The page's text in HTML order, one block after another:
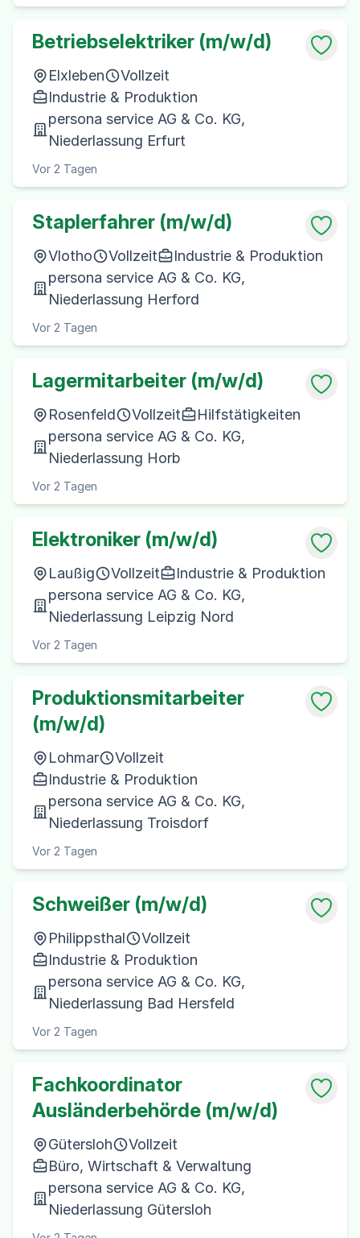
Betriebselektriker (m/w/d)
Elxleben
Vollzeit
Industrie & Produktion
persona service AG & Co. KG,
Niederlassung Erfurt
Vor 2 Tagen
Staplerfahrer (m/w/d)
Vlotho Vollzeit
Industrie & Produktion
persona service AG & Co. KG,
Niederlassung Herford
Vor 2 Tagen
Lagermitarbeiter (m/w/d)
Rosenfeld Vollzeit
Hilfstätigkeiten
persona service AG & Co. KG,
Niederlassung Horb
Vor 2 Tagen
Elektroniker (m/w/d)
Laußig Vollzeit
Industrie & Produktion
persona service AG & Co. KG,
Niederlassung Leipzig Nord
Vor 2 Tagen
Produktionsmitarbeiter
(m/w/d)
Lohmar
Vollzeit
Industrie & Produktion
persona service AG & Co. KG,
Niederlassung Troisdorf
Vor 2 Tagen
Schweißer (m/w/d)
Philippsthal
Vollzeit
Industrie & Produktion
persona service AG & Co. KG,
Niederlassung Bad Hersfeld
Vor 2 Tagen
Fachkoordinator
Ausländerbehörde (m/w/d)
Gütersloh
Vollzeit
Büro, Wirtschaft & Verwaltung
persona service AG & Co. KG,
Niederlassung Gütersloh